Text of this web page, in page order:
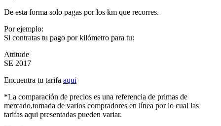
De esta forma solo pagas por los km que recorres.
Por ejemplo:
Si contratas tu pago por kilómetro para tu:
Attitude
SE 2017
Encuentra tu tarifa aqui
*La comparación de precios es una referencia de primas de
mercado,tomada de varios compradores en línea por lo cual las
tarifas aqui presentadas pueden variar.